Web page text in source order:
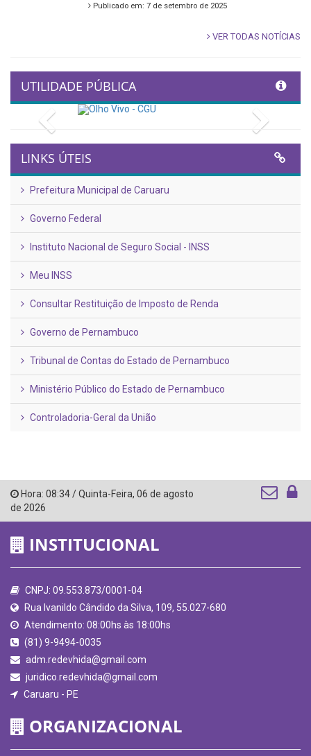
Publicado em: 7 de setembro de 2025
VER TODAS NOTÍCIAS
UTILIDADE PÚBLICA
Previous
LINKS ÚTEIS
Prefeitura Municipal de Caruaru
Governo Federal
Instituto Nacional de Seguro Social - INSS
Meu INSS
Consultar Restituição de Imposto de Renda
Governo de Pernambuco
Tribunal de Contas do Estado de Pernambuco
Ministério Público do Estado de Pernambuco
Controladoria-Geral da União
Hora: 08:34/Quinta-Feira, 06 de agosto
de 2026
INSTITUCIONAL
CNPJ: 09.553.873/0001-04
Rua Ivanildo Cândido da Silva, 109, 55.027-680
Atendimento: 08:00hs às 18:00hs
(81) 9-9494-0035
adm.redevhida@gmail.com
juridico.redevhida@gmail.com
Caruaru - PE
ORGANIZACIONAL